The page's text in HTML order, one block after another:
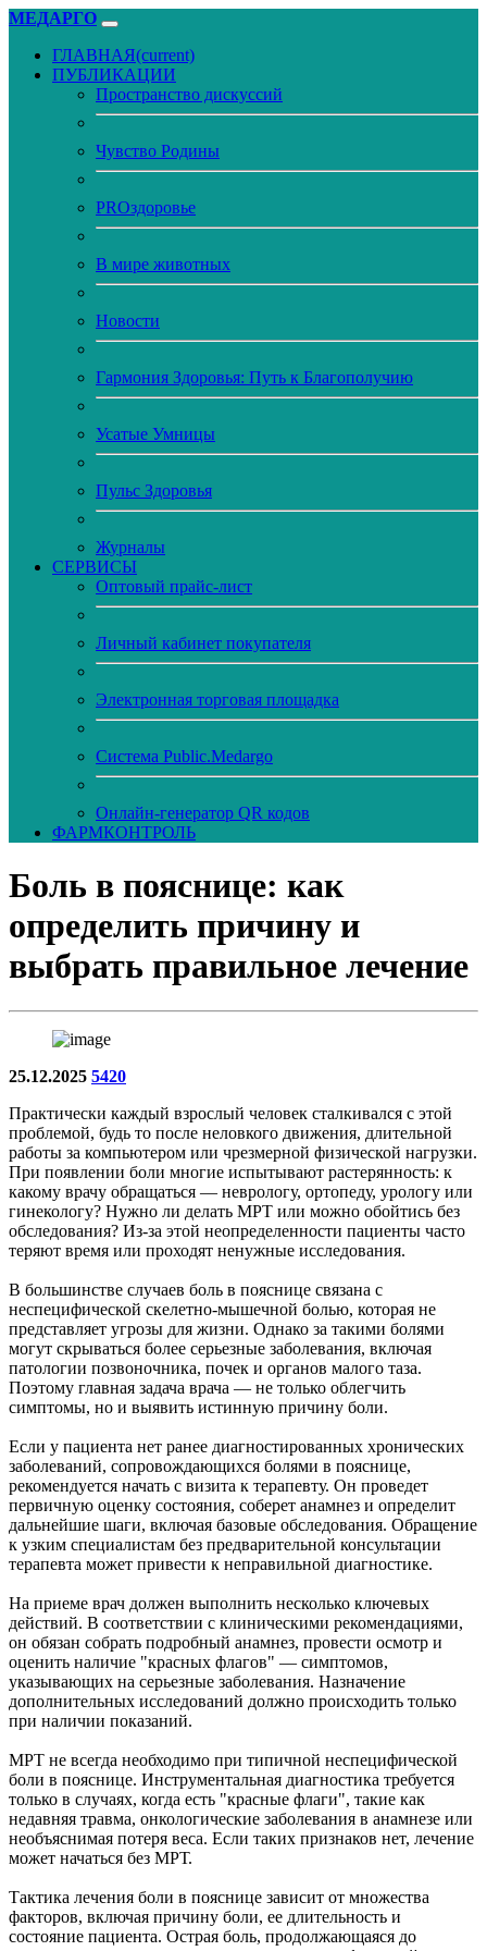
МЕДАРГО
ГЛАВНАЯ(current)
ПУБЛИКАЦИИ
Пространство дискуссий
Чувство Родины
PROздоровье
В мире животных
Новости
Гармония Здоровья: Путь к Благополучию
Усатые Умницы
Пульс Здоровья
Журналы
CЕРВИСЫ
Оптовый прайс-лист
Личный кабинет покупателя
Электронная торговая площадка
Система Public.Medargo
Онлайн-генератор QR кодов
ФАРМКОНТРОЛЬ
Боль в пояснице: как
определить причину и
выбрать правильное лечение
25.12.2025 5420
Практически каждый взрослый человек сталкивался с этой
проблемой, будь то после неловкого движения, длительной
работы за компьютером или чрезмерной физической нагрузки.
При появлении боли многие испытывают растерянность: к
какому врачу обращаться — неврологу, ортопеду, урологу или
гинекологу? Нужно ли делать МРТ или можно обойтись без
обследования? Из-за этой неопределенности пациенты часто
теряют время или проходят ненужные исследования.
В большинстве случаев боль в пояснице связана с
неспецифической скелетно-мышечной болью, которая не
представляет угрозы для жизни. Однако за такими болями
могут скрываться более серьезные заболевания, включая
патологии позвоночника, почек и органов малого таза.
Поэтому главная задача врача — не только облегчить
симптомы, но и выявить истинную причину боли.
Если у пациента нет ранее диагностированных хронических
заболеваний, сопровождающихся болями в пояснице,
рекомендуется начать с визита к терапевту. Он проведет
первичную оценку состояния, соберет анамнез и определит
дальнейшие шаги, включая базовые обследования. Обращение
к узким специалистам без предварительной консультации
терапевта может привести к неправильной диагностике.
На приеме врач должен выполнить несколько ключевых
действий. В соответствии с клиническими рекомендациями,
он обязан собрать подробный анамнез, провести осмотр и
оценить наличие "красных флагов" — симптомов,
указывающих на серьезные заболевания. Назначение
дополнительных исследований должно происходить только
при наличии показаний.
МРТ не всегда необходимо при типичной неспецифической
боли в пояснице. Инструментальная диагностика требуется
только в случаях, когда есть "красные флаги", такие как
недавняя травма, онкологические заболевания в анамнезе или
необъяснимая потеря веса. Если таких признаков нет, лечение
может начаться без МРТ.
Тактика лечения боли в пояснице зависит от множества
факторов, включая причину боли, ее длительность и
состояние пациента. Острая боль, продолжающаяся до